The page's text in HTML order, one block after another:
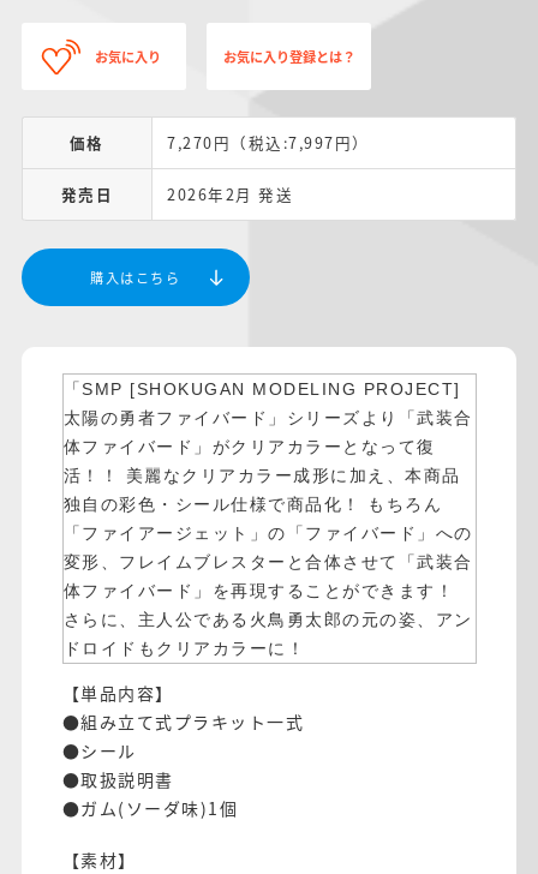
お気に入り お気に入り登録とは？
価格 7,270円（税込:7,997円）
発売日 2026年2月 発送
購入はこちら
「SMP [SHOKUGAN MODELING PROJECT]
太陽の勇者ファイバード」シリーズより「武装合
体ファイバード」がクリアカラーとなって復
活！！ 美麗なクリアカラー成形に加え、本商品
独自の彩色・シール仕様で商品化！ もちろん
「ファイアージェット」の「ファイバード」への
変形、フレイムブレスターと合体させて「武装合
体ファイバード」を再現することができます！
さらに、主人公である火鳥勇太郎の元の姿、アン
ドロイドもクリアカラーに！
【単品内容】
●組み立て式プラキット一式
●シール
●取扱説明書
●ガム(ソーダ味)1個
【素材】